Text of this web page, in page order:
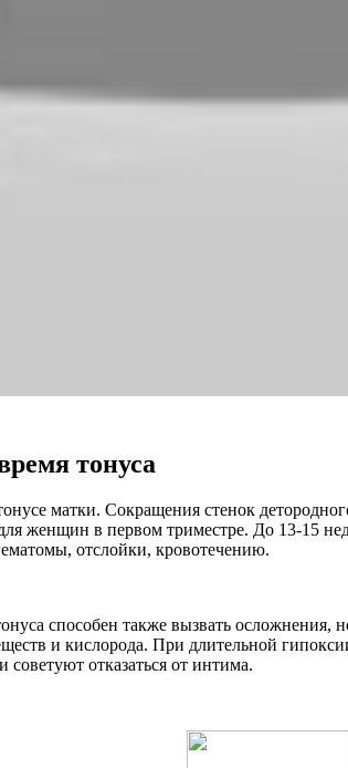
тонуса
матки. Сокращения стенок
женщин в первом триместре. До 13-15
отслойки, кровотечению.
способен также вызвать
и кислорода. При длительной
отказаться от интима.